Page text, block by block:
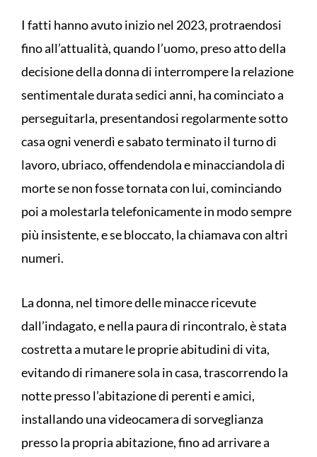
I fatti hanno avuto inizio nel 2023, protraendosi
fino all’attualità, quando l’uomo, preso atto della
decisione della donna di interrompere la relazione
sentimentale durata sedici anni, ha cominciato a
perseguitarla, presentandosi regolarmente sotto
casa ogni venerdì e sabato terminato il turno di
lavoro, ubriaco, offendendola e minacciandola di
morte se non fosse tornata con lui, cominciando
poi a molestarla telefonicamente in modo sempre
più insistente, e se bloccato, la chiamava con altri
numeri.
La donna, nel timore delle minacce ricevute
dall’indagato, e nella paura di rincontralo, è stata
costretta a mutare le proprie abitudini di vita,
evitando di rimanere sola in casa, trascorrendo la
notte presso l’abitazione di perenti e amici,
installando una videocamera di sorveglianza
presso la propria abitazione, fino ad arrivare a